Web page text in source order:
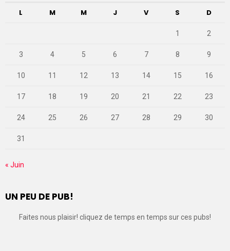
L M M J V S D
1 2
3 4 5 6 7 8 9
10 11 12 13 14 15 16
17 18 19 20 21 22 23
24 25 26 27 28 29 30
31
« Juin
UN PEU DE PUB!
Faites nous plaisir! cliquez de temps en temps sur ces pubs!